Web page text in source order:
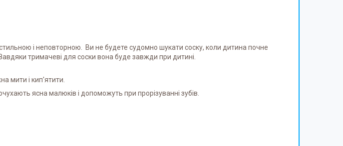
і неповторною. Ви не будете судомно шукати соску, коли дитина почне
тримачеві для соски вона буде завжди при дитині.
мити і кип'ятити.
ясна малюків і допоможуть при прорізуванні зубів.